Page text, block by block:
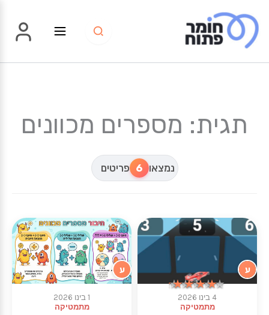
לתוכן
תגית: מספרים מכוונים
נמצאו 6 פריטים
★★★★★
★★★★★
ע
4 בינו 2026
מתמטיקה
ע
1 בינו 2026
מתמטיקה